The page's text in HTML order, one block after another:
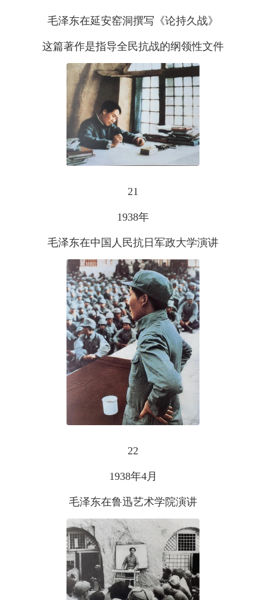
毛泽东在延安窑洞撰写《论持久战》
这篇著作是指导全民抗战的纲领性文件
21
1938年
毛泽东在中国人民抗日军政大学演讲
22
1938年4月
毛泽东在鲁迅艺术学院演讲